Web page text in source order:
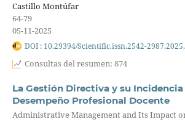
Castillo Montúfar
64-79
05-11-2025
DOI : 10.29394/Scientific.issn.2542-
Consultas del resumen: 874
La Gestión Directiva y su Incidencia
Desempeño Profesional Docente
Administrative Management and Its Impact